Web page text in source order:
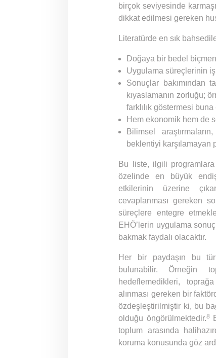
birçok seviyesinde
dikkat edilmesi gereken
Literatürde en sık
Doğaya bir bedel
Uygulama süreçlerinin
Sonuçlar bakımından
kıyaslamanın zorluğu;
farklılık göstermesi
Hem ekonomik hem de
Bilimsel
beklentiyi karşılamayan
Bu liste, ilgili
özelinde en büyük
etkilerinin üzerine
cevaplanması gereken
süreçlere entegre
EHÖ’lerin uygulama
bakmak faydalı olacaktır.
Her bir paydaşın bu
bulunabilir. Örneğin
hedeflemedikleri,
alınması gereken bir
özdeşleştirilmiştir ki, bu
olduğu öngörülmektedir.8
toplum arasında
koruma konusunda göz